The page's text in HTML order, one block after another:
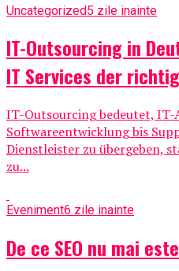
Uncategorized5 zile inainte
IT-Outsourcing in
IT Services der
IT-Outsourcing bedeutet, IT-
Softwareentwicklung bis
Dienstleister zu übergeben,
zu...
Eveniment6 zile inainte
De ce SEO nu mai